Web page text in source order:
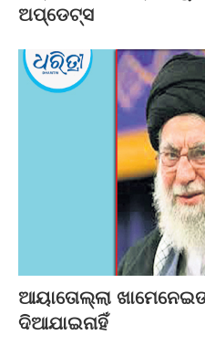
ଅପ୍‌ଡେଟ୍ସ
ଆୟାତୋଲ୍ଲା
ଦିଆଯାଇନାହିଁ